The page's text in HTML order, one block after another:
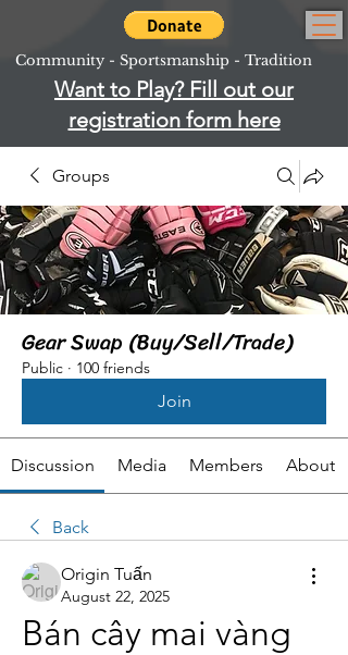
Community - Sportsmanship - Tradition
Want to Play? Fill out our
registration form here
Groups
Gear Swap (Buy/Sell/Trade)
Public · 100 friends
Join
Discussion Media Members About
Back
Origin Tuấn
August 22, 2025
Bán cây mai vàng